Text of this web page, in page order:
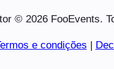
© 2026 FooEvents.
e condições |